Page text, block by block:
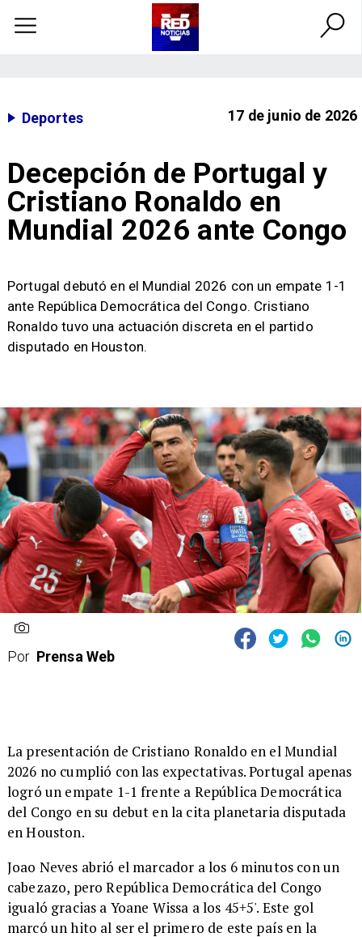
Deportes 17 de junio de 2026
Decepción de Portugal y
Cristiano Ronaldo en
Mundial 2026 ante Congo
Portugal debutó en el Mundial 2026 con un empate 1-1
ante República Democrática del Congo. Cristiano
Ronaldo tuvo una actuación discreta en el partido
disputado en Houston.
Por Prensa Web
La presentación de Cristiano Ronaldo en el Mundial
2026 no cumplió con las expectativas. Portugal apenas
logró un empate 1-1 frente a República Democrática
del Congo en su debut en la cita planetaria disputada
en Houston.
Joao Neves abrió el marcador a los 6 minutos con un
cabezazo, pero República Democrática del Congo
igualó gracias a Yoane Wissa a los 45+5'. Este gol
marcó un hito al ser el primero de este país en la